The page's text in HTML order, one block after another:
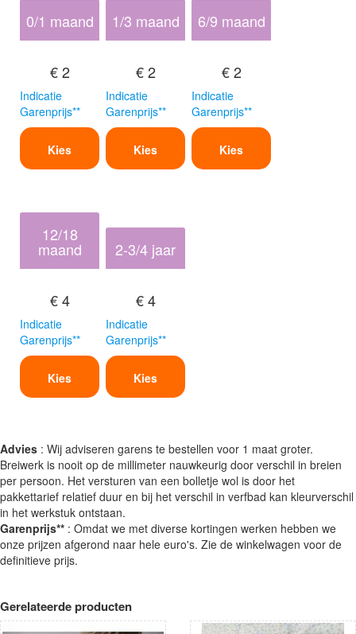
0/1 maand
€ 2
Indicatie
Garenprijs**
Kies
1/3 maand
€ 2
Indicatie
Garenprijs**
Kies
6/9 maand
€ 2
Indicatie
Garenprijs**
Kies
12/18
maand
€ 4
Indicatie
Garenprijs**
Kies
2-3/4 jaar
€ 4
Indicatie
Garenprijs**
Kies
Advies : Wij adviseren garens te bestellen voor 1 maat groter.
Breiwerk is nooit op de millimeter nauwkeurig door verschil in breien
per persoon. Het versturen van een bolletje wol is door het
pakkettarief relatief duur en bij het verschil in verfbad kan kleurverschil
in het werkstuk ontstaan.
Garenprijs** : Omdat we met diverse kortingen werken hebben we
onze prijzen afgerond naar hele euro's. Zie de winkelwagen voor de
definitieve prijs.
Gerelateerde producten